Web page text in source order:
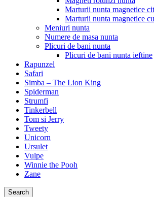
Marturii nunta magnetice
Marturii nunta magnetice
Meniuri nunta
Numere de masa nunta
Plicuri de bani nunta
Plicuri de bani nunta ieftine
Rapunzel
Safari
Simba – The Lion King
Spiderman
Strumfi
Tinkerbell
Tom si Jerry
Tweety
Unicorn
Ursulet
Vulpe
Winnie the Pooh
Zane
Search